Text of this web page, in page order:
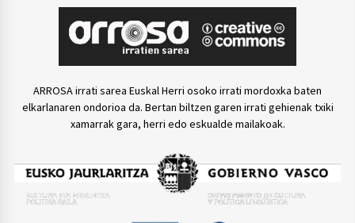
ARROSA irrati sarea Euskal Herri osoko irrati mordoxka baten
elkarlanaren ondorioa da. Bertan biltzen garen irrati gehienak txiki
xamarrak gara, herri edo eskualde mailakoak.